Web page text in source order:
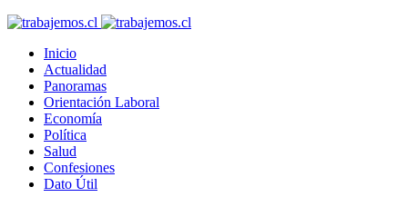
Inicio
Actualidad
Panoramas
Orientación Laboral
Economía
Política
Salud
Confesiones
Dato Útil